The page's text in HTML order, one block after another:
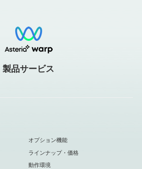
製品サービス
オプション機能
ラインナップ・価格
動作環境